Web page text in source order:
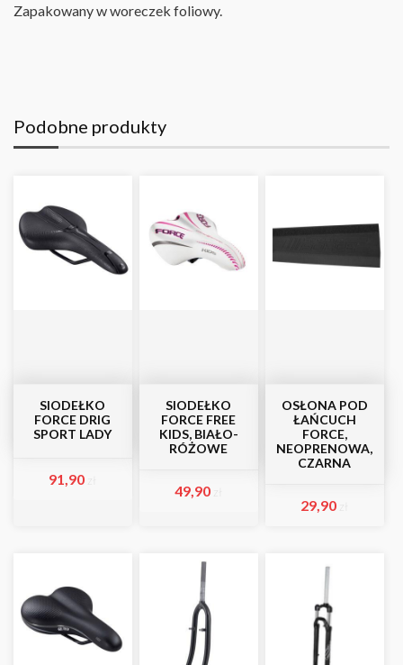
Zapakowany w woreczek foliowy.
Podobne produkty
SIODEŁKO
FORCE DRIG
SPORT LADY
91,90
SIODEŁKO
FORCE FREE
KIDS, BIAŁO-
RÓŻOWE
49,90
OSŁONA POD
ŁAŃCUCH
FORCE,
NEOPRENOWA,
CZARNA
29,90